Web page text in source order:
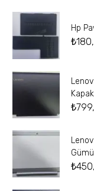
Hp
₺
Kapak
₺
₺